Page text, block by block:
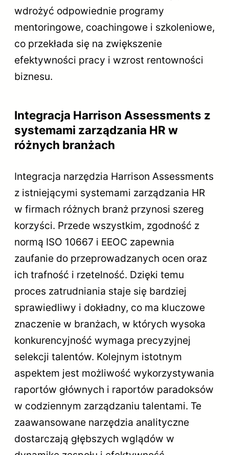
wdrożyć odpowiednie programy
mentoringowe, coachingowe i szkoleniowe,
co przekłada się na zwiększenie
efektywności pracy i wzrost rentowności
biznesu.
Integracja Harrison Assessments z
systemami zarządzania HR w
różnych branżach
Integracja narzędzia Harrison Assessments
z istniejącymi systemami zarządzania HR
w firmach różnych branż przynosi szereg
korzyści. Przede wszystkim, zgodność z
normą ISO 10667 i EEOC zapewnia
zaufanie do przeprowadzanych ocen oraz
ich trafność i rzetelność. Dzięki temu
proces zatrudniania staje się bardziej
sprawiedliwy i dokładny, co ma kluczowe
znaczenie w branżach, w których wysoka
konkurencyjność wymaga precyzyjnej
selekcji talentów. Kolejnym istotnym
aspektem jest możliwość wykorzystywania
raportów głównych i raportów paradoksów
w codziennym zarządzaniu talentami. Te
zaawansowane narzędzia analityczne
dostarczają głębszych wglądów w